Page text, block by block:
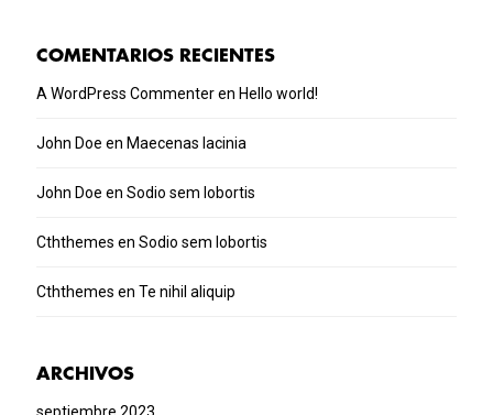
COMENTARIOS RECIENTES
A WordPress Commenteren Hello world!
John Doe en Maecenas lacinia
John Doe en Sodio sem lobortis
Cththemes en Sodio sem lobortis
Cththemes en Te nihil aliquip
ARCHIVOS